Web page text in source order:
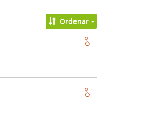
Ordenar